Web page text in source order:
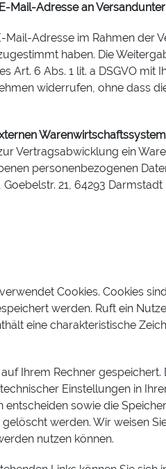
Mail-Adresse an
Mail-Adresse im Rahmen der
haben. Die
Art. 6 Abs. 1 lit. a DSGVO
widerrufen, ohne dass
Vertragsabwicklung ein
personenbezogenen
21, 64293 Darmstadt
Cookies. Cookies
werden. Ruft ein
eine charakteristische
Ihrem Rechner
Einstellungen in
entscheiden sowie die
werden. Wir weisen
nutzen können.